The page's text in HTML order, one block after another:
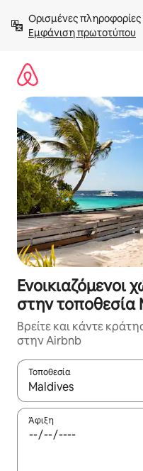
στο
περιεχόμενοΕμφάνιση πρωτοτύπου
Ενοικιαζόμενοι
στην τοποθεσία
Βρείτε και κάντε
στην Airbnb
Τοποθεσία
Όταν τα αποτελέσματα
Άφιξη